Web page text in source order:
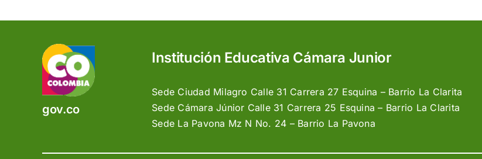
gov.co
Institución Educativa Cámara Junior
Sede Ciudad Milagro Calle 31 Carrera 27 Esquina – Barrio La Clarita
Sede Cámara Júnior Calle 31 Carrera 25 Esquina – Barrio La Clarita
Sede La Pavona Mz N No. 24 – Barrio La Pavona